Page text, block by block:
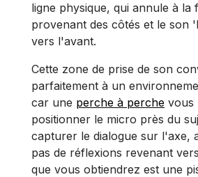
ligne physique, qui annule à la
provenant des côtés et le son
vers l'avant.
Cette zone de prise de son
parfaitement à un
car une perche à perche vous
positionner le micro près du
capturer le dialogue sur l'axe,
pas de réflexions revenant
que vous obtiendrez est une